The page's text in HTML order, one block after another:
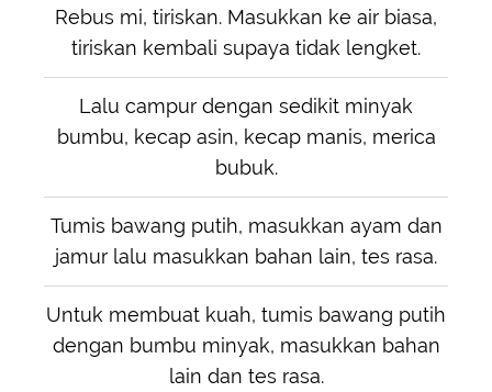
Rebus mi, tiriskan. Masukkan ke air biasa,
tiriskan kembali supaya tidak lengket.
Lalu campur dengan sedikit minyak
bumbu, kecap asin, kecap manis, merica
bubuk.
Tumis bawang putih, masukkan ayam dan
jamur lalu masukkan bahan lain, tes rasa.
Untuk membuat kuah, tumis bawang putih
dengan bumbu minyak, masukkan bahan
lain dan tes rasa.